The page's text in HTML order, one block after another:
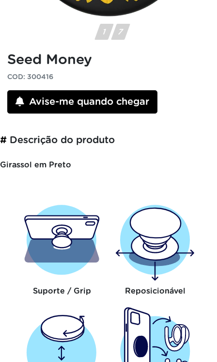
Seed Money
COD: 300416
Avise-me quando chegar
# Descrição do produto
Girassol em Preto
Suporte / Grip Reposicionável